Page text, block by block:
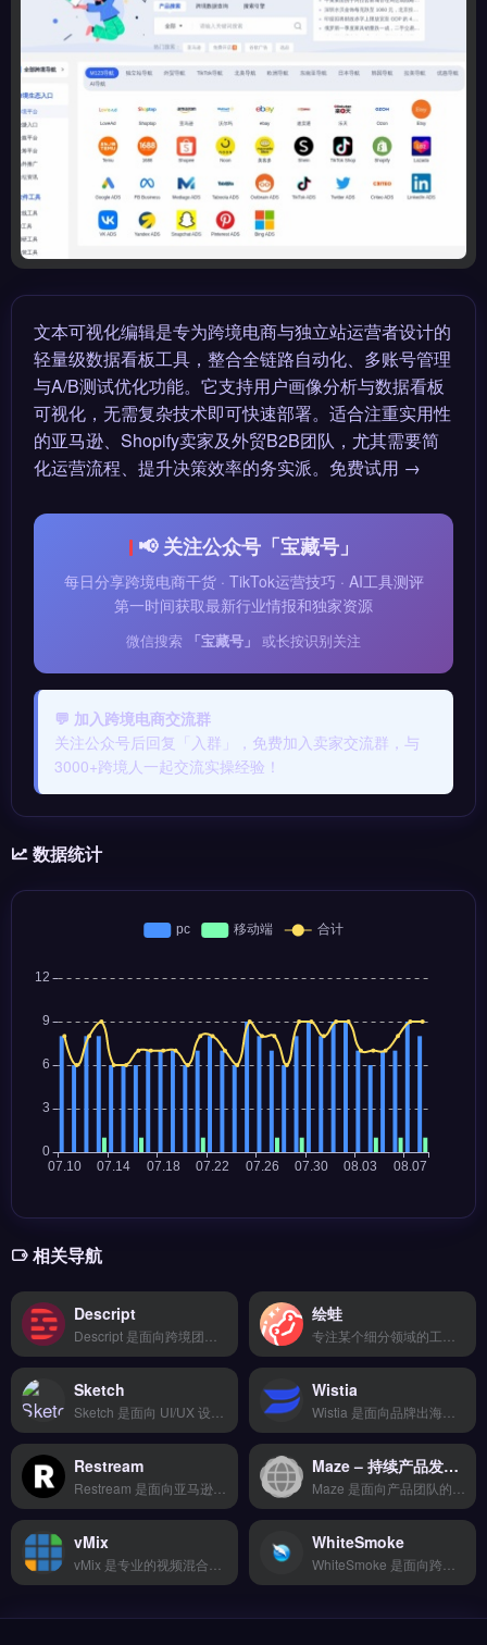
文本可视化编辑是专为跨境电商与独立站运营者设计的
轻量级数据看板工具，整合全链路自动化、多账号管理
与A/B测试优化功能。它支持用户画像分析与数据看板
可视化，无需复杂技术即可快速部署。适合注重实用性
的亚马逊、Shopify卖家及外贸B2B团队，尤其需要简
化运营流程、提升决策效率的务实派。免费试用 →
📢 关注公众号「宝藏号」
每日分享跨境电商干货 · TikTok运营技巧 · AI工具测评
第一时间获取最新行业情报和独家资源
微信搜索 「宝藏号」 或长按识别关注
💬 加入跨境电商交流群
关注公众号后回复「入群」，免费加入卖家交流群，与
3000+跨境人一起交流实操经验！
数据统计
相关导航
Descript 绘蛙
Sketch Wistia
Restream Maze – 持续产品发现与远程用户研究 SaaS 平台 | 高返佣AI工具
vMix WhiteSmoke